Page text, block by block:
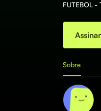
FUTEBOL -
Sobre